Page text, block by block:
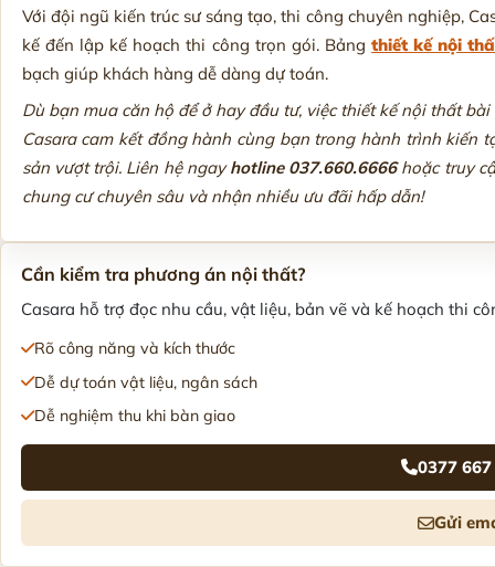
Với đội ngũ kiến trúc sư sáng tạo, thi công chuyên nghiệp,
kế đến lập kế hoạch thi công trọn gói. Bảng thiết kế nội
bạch giúp khách hàng dễ dàng dự toán.
Dù bạn mua căn hộ để ở hay đầu tư, việc thiết kế nội thất
Casara cam kết đồng hành cùng bạn trong hành trình
sản vượt trội. Liên hệ ngayhotline 037.660.6666hoặc truy
chung cư chuyên sâu và nhận nhiều ưu đãi hấp dẫn!
Cần kiểm tra phương án nội thất?
Casara hỗ trợ đọc nhu cầu, vật liệu, bản vẽ và kế hoạch thi
Rõ công năng và kích thước
Dễ dự toán vật liệu, ngân sách
Dễ nghiệm thu khi bàn giao
0377
Gửi